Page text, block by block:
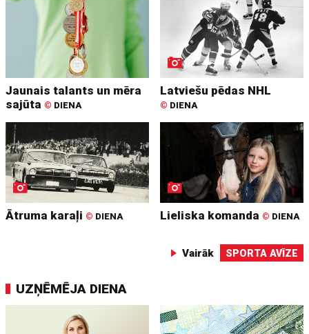
Jaunais talants un mēra
sajūta © DIENA
Latviešu pēdas NHL
© DIENA
Ātruma karaļi © DIENA Lieliska komanda © DIENA
Vairāk SPORTA AVĪZE
UZŅĒMĒJA DIENA